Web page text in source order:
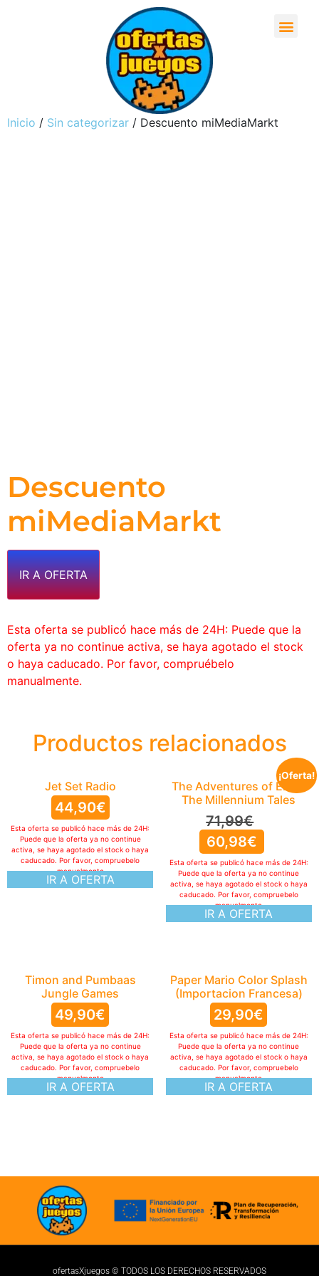
Inicio / Sin categorizar / Descuento miMediaMarkt
Descuento
miMediaMarkt
IR A OFERTA
Esta oferta se publicó hace más de 24H: Puede que la
oferta ya no continue activa, se haya agotado el stock
o haya caducado. Por favor, compruébelo
manualmente.
Productos relacionados
Jet Set Radio
44,90€
IR A OFERTA
Esta oferta se publicó hace más de 24H:
Puede que la oferta ya no continue
activa, se haya agotado el stock o haya
caducado. Por favor, compruebelo
manualmente
¡Oferta!
The Adventures of Elliot:
The Millennium Tales
71,99€
60,98€
IR A OFERTA
Esta oferta se publicó hace más de 24H:
Puede que la oferta ya no continue
activa, se haya agotado el stock o haya
caducado. Por favor, compruebelo
manualmente
Timon and Pumbaas
Jungle Games
49,90€
IR A OFERTA
Esta oferta se publicó hace más de 24H:
Puede que la oferta ya no continue
activa, se haya agotado el stock o haya
caducado. Por favor, compruebelo
manualmente
Paper Mario Color Splash
(Importacion Francesa)
29,90€
IR A OFERTA
Esta oferta se publicó hace más de 24H:
Puede que la oferta ya no continue
activa, se haya agotado el stock o haya
caducado. Por favor, compruebelo
manualmente
ofertasXjuegos © TODOS LOS DERECHOS RESERVADOS